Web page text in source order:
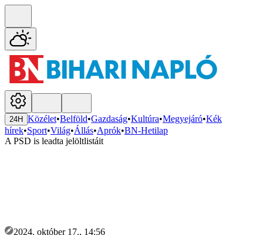
24H Közélet•Belföld•Gazdaság•Kultúra•Megyejáró•Kék
hírek•Sport•Világ•Állás•Aprók•BN-Hetilap
A PSD is leadta jelöltlistáit
2024. október 17., 14:56